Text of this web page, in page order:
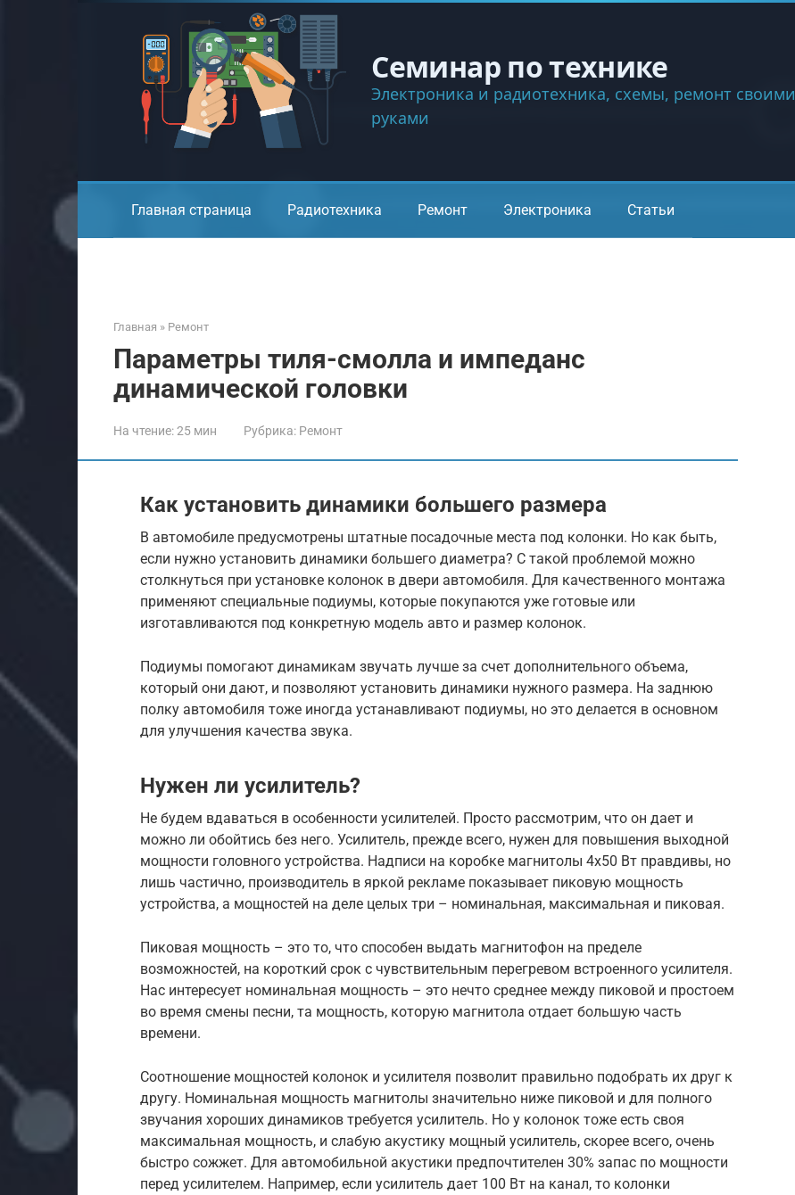
Семинар по технике
Электроника и радиотехника, схемы, ремонт своими
руками
Главная страница Радиотехника Ремонт Электроника Статьи
Главная » Ремонт
Параметры тиля-смолла и импеданс
динамической головки
На чтение:25 мин Рубрика: Ремонт
Как установить динамики большего размера
В автомобиле предусмотрены штатные посадочные места под колонки. Но как быть,
если нужно установить динамики большего диаметра? С такой проблемой можно
столкнуться при установке колонок в двери автомобиля. Для качественного монтажа
применяют специальные подиумы, которые покупаются уже готовые или
изготавливаются под конкретную модель авто и размер колонок.
Подиумы помогают динамикам звучать лучше за счет дополнительного объема,
который они дают, и позволяют установить динамики нужного размера. На заднюю
полку автомобиля тоже иногда устанавливают подиумы, но это делается в основном
для улучшения качества звука.
Нужен ли усилитель?
Не будем вдаваться в особенности усилителей. Просто рассмотрим, что он дает и
можно ли обойтись без него. Усилитель, прежде всего, нужен для повышения выходной
мощности головного устройства. Надписи на коробке магнитолы 4х50 Вт правдивы, но
лишь частично, производитель в яркой рекламе показывает пиковую мощность
устройства, а мощностей на деле целых три – номинальная, максимальная и пиковая.
Пиковая мощность – это то, что способен выдать магнитофон на пределе
возможностей, на короткий срок с чувствительным перегревом встроенного усилителя.
Нас интересует номинальная мощность – это нечто среднее между пиковой и простоем
во время смены песни, та мощность, которую магнитола отдает большую часть
времени.
Соотношение мощностей колонок и усилителя позволит правильно подобрать их друг к
другу. Номинальная мощность магнитолы значительно ниже пиковой и для полного
звучания хороших динамиков требуется усилитель. Но у колонок тоже есть своя
максимальная мощность, и слабую акустику мощный усилитель, скорее всего, очень
быстро сожжет. Для автомобильной акустики предпочтителен 30% запас по мощности
перед усилителем. Например, если усилитель дает 100 Вт на канал, то колонки